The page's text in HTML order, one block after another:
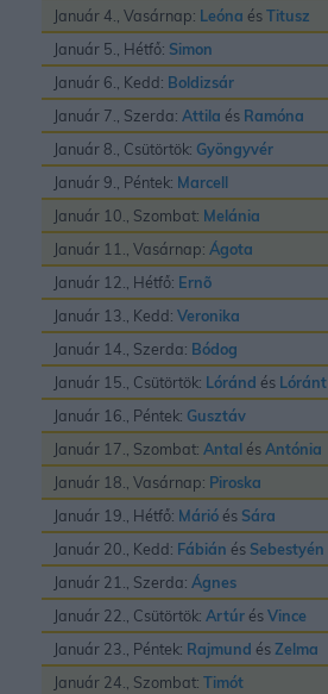
Január 4., Vasárnap: Leóna ésTitusz
Január 5., Hétfő: Simon
Január 6., Kedd: Boldizsár
Január 7., Szerda: Attila és Ramóna
Január 8., Csütörtök: Gyöngyvér
Január 9., Péntek: Marcell
Január 10., Szombat: Melánia
Január 11., Vasárnap: Ágota
Január 12., Hétfő: Ernõ
Január 13., Kedd: Veronika
Január 14., Szerda: Bódog
Január 15., Csütörtök: Lóránd és Lóránt
Január 16., Péntek: Gusztáv
Január 17., Szombat: Antal ésAntónia
Január 18., Vasárnap: Piroska
Január 19., Hétfő: Márió és Sára
Január 20., Kedd: Fábián és Sebestyén
Január 21., Szerda: Ágnes
Január 22., Csütörtök: Artúr ésVince
Január 23., Péntek: Rajmund ésZelma
Január 24., Szombat: Timót